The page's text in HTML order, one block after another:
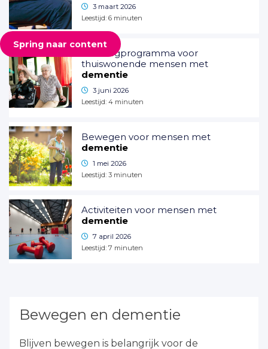
Spring naar content
3 maart 2026
Leestijd: 6minuten
Beweegprogramma voor
thuiswonende mensen met
dementie
3 juni 2026
Leestijd: 4minuten
Bewegen voor mensen met
dementie
1 mei 2026
Leestijd: 3minuten
Activiteiten voor mensen met
dementie
7 april 2026
Leestijd: 7 minuten
Bewegen en dementie
Blijven bewegen is belangrijk voor de